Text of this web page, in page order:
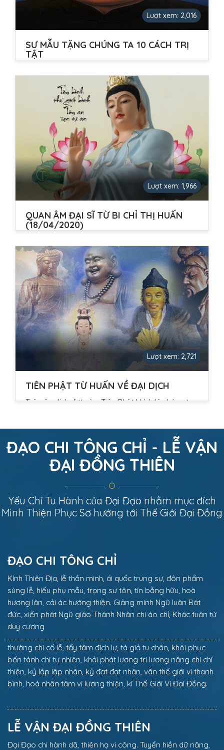
Lượt xem: 2,016
SƯ MẪU TẶNG CHÚNG TA 10 CÁCH TRỊ
TẬT
2. Tật chấp ma, dùng trí tuệ chánh kiến để trị....
Lượt xem: 1,966
QUAN ÂM ĐẠI SĨ TỪ BI CHỈ THỊ HUẤN
(18/04/2020)
thiện niệm hoằng chánh khí
Lượt xem: 2,721
TIÊN PHẬT TỪ HUẤN VỀ ĐẠI DỊCH
Trận ôn dịch đợt này, Tiên Phật khích lệ chúng ta
ĐẠO CHI TÔNG CHỈ - LỄ VẬN
ĐẠI ĐỒNG THIÊN
Yếu Chỉ Tu Hành của Đại Đạo nhằm mục đích
Minh Thiện Phục Sơ hướng tới Thế Giới Đại Đồng
ĐẠO CHI TÔNG CHỈ
Kính Thiên Địa, lễ thần minh, ái quốc trung sự, đôn phẩm
sùng lễ, hiếu phụ mẫu, trọng sư tôn, tín bằng hữu, hoà
hương lân, cải ác hướng thiện. Giảng minh Ngũ luân Bát
đức, xiển phát Ngũ giáo Thánh Nhân chi áo chỉ, Khác tuân tứ
duy cương
thường chi cổ lễ, tẩy tâm địch lự, tá giả tu chân, khôi phục
bổn tánh chi tự nhiên, khải phát lương tri lương năng chi chí
thiện, kỷ lập lập nhân, kỷ đạt đạt nhân, vãn thế giới vi thanh
bình, hoá nhân tâm vi lương thiện, kí Thế Giới Vi Đại Đồng.
LỄ VẬN ĐẠI ĐỒNG THIÊN
Đại Đạo chi hành dã, thiên hạ vi công. Tuyển hiền dữ năng,